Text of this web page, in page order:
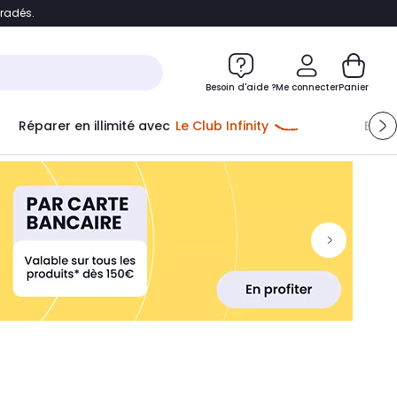
Besoin d'aide ?Me connecterPanier
Réparer en illimité avec Le Club Infinity